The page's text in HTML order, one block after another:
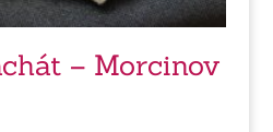
– Morcinov